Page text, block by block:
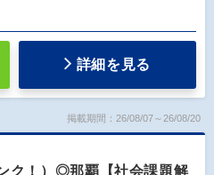
詳細を見る
掲載期間：26/08/07～26/08/20
ク！）◎那覇【社会課題解